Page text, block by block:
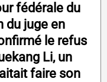
fédérale du
du juge en
le refus
Li, un
faire son